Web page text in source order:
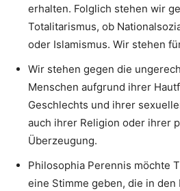
erhalten. Folglich stehen wir
Totalitarismus, ob
oder Islamismus. Wir stehen
Wir stehen gegen die
Menschen aufgrund ihrer
Geschlechts und ihrer
auch ihrer Religion oder ihrer
Überzeugung.
Philosophia Perennis möchte
eine Stimme geben, die in den